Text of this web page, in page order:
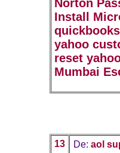
Norton
Install
yahoo
reset
Mumbai
13 De: aol